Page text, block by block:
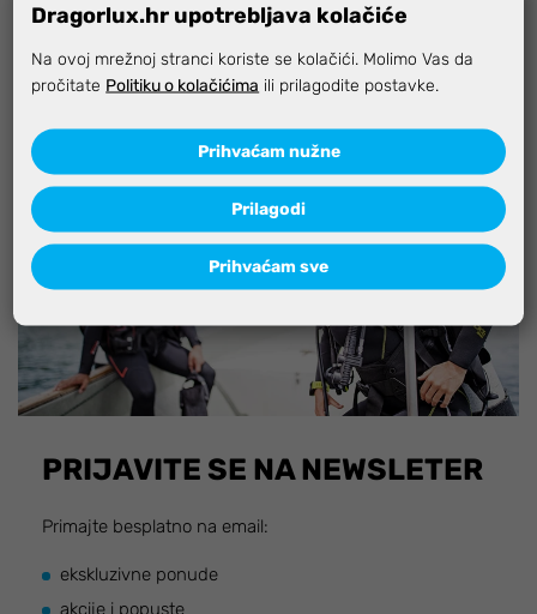
Specifikacija
PRIJAVITE SE NA NEWSLETER
Primajte besplatno na email:
ekskluzivne ponude
akcije i popuste
Dragorlux.hr upotrebljava kolačiće
Na ovoj mrežnoj stranci koriste se kolačići. Molimo Vas da
pročitate Politiku o kolačićima ili prilagodite postavke.
Prihvaćam nužne
Prilagodi
Prihvaćam sve